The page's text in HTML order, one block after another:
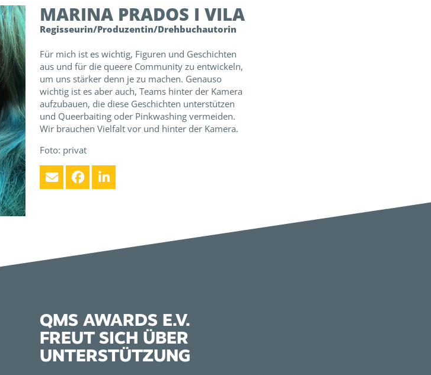
MARINA PRADOS I VILA
Regisseurin/Produzentin/Drehbuchautorin
Für mich ist es wichtig, Figuren und Geschichten
aus und für die queere Community zu entwickeln,
um uns stärker denn je zu machen. Genauso
wichtig ist es aber auch, Teams hinter der Kamera
aufzubauen, die diese Geschichten unterstützen
und Queerbaiting oder Pinkwashing vermeiden.
Wir brauchen Vielfalt vor und hinter der Kamera.
Foto: privat
QMS AWARDS E.V.
FREUT SICH ÜBER
UNTERSTÜTZUNG